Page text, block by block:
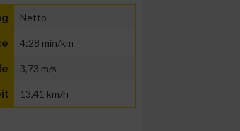
Netto
4:28 min/km
3,73 m/s
13,41 km/h